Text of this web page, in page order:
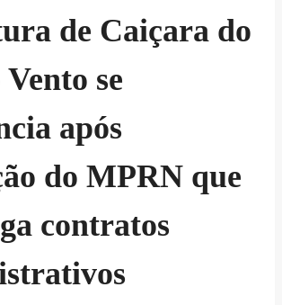
de Caiçara do
se
após
do MPRN que
contratos